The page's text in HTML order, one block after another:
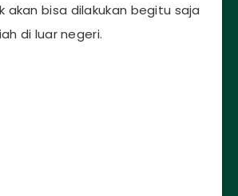
akan bisa dilakukan begitu saja
di luar negeri.